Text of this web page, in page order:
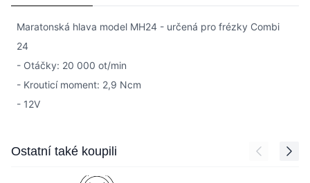
Maratonská hlava model MH24 - určená pro frézky Combi
24
- Otáčky: 20 000 ot/min
- Krouticí moment: 2,9 Ncm
- 12V
Press to skip carousel
Ostatní také koupili